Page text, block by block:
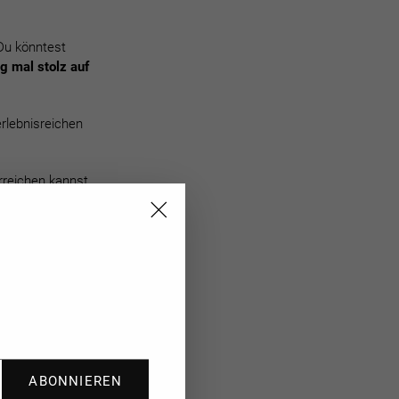
ABONNIEREN
könntest
mal stolz auf
kannst,
Darunter